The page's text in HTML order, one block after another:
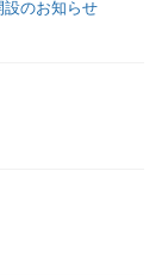
設のお知らせ